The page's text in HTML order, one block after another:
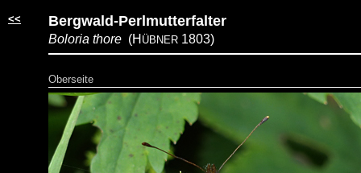
<< Bergwald-Perlmutterfalter
Boloria thore (H ÜBNER 1803)
Oberseite